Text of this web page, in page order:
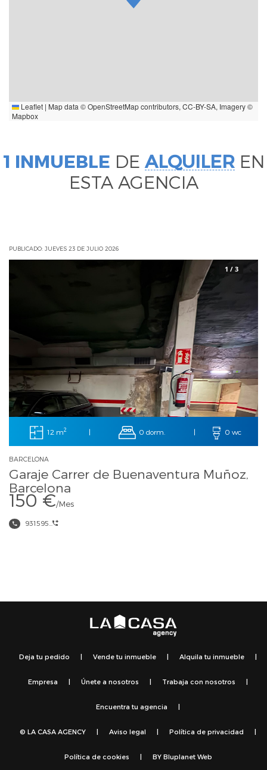
Leaflet | Map data ©OpenStreetMapcontributors, CC-BY-SA, Imagery ©
Mapbox
1 INMUEBLE DE ALQUILEREN
ESTA AGENCIA
PUBLICADO: JUEVES 23 DE JULIO 2026
1 / 3
12 m2 | 0 dorm. | 0 wc
BARCELONA
Garaje Carrer de Buenaventura Muñoz,
Barcelona
150 €/Mes
931595...
Deja tu pedido | Vende tu inmueble | Alquila tu inmueble |
Empresa | Únete a nosotros | Trabaja con nosotros |
Encuentra tu agencia |
© LA CASA AGENCY | Aviso legal | Política de privacidad |
Política de cookies | BY Bluplanet Web